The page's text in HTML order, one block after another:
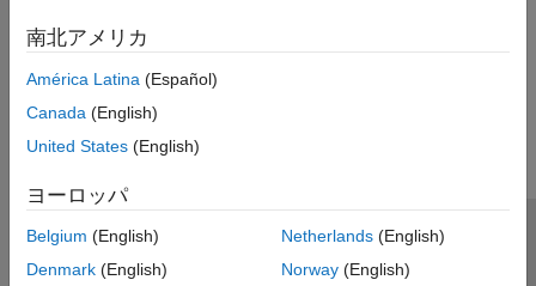
南北アメリカ
América Latina (Español)
Canada (English)
United States (English)
ヨーロッパ
Belgium (English)
Denmark (English)
Netherlands(English)
Norway(English)
トラストセンター
プライバシー ポリシー
違法コピー防止
アプリケーション ステータス